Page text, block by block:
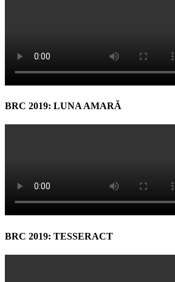
BRC 2019: LUNA AMARĂ
BRC 2019: TESSERACT